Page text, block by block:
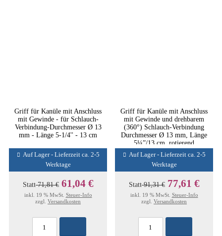
Griff für Kanüle mit Anschluss
mit Gewinde - für Schlauch-
Verbindung-Durchmesser Ø 13
mm - Länge 5-1/4'' - 13 cm
Auf Lager - Lieferzeit ca. 2-5
Werktage
Statt71,81 € 61,04 €
inkl. 19 % MwSt. Steuer-Info
zzgl. Versandkosten
Griff für Kanüle mit Anschluss
mit Gewinde und drehbarem
(360°) Schlauch-Verbindung
Durchmesser Ø 13 mm, Länge
5¼”/13 cm, rotierend
Auf Lager - Lieferzeit ca. 2-5
Werktage
Statt91,31 € 77,61 €
inkl. 19 % MwSt. Steuer-Info
zzgl. Versandkosten